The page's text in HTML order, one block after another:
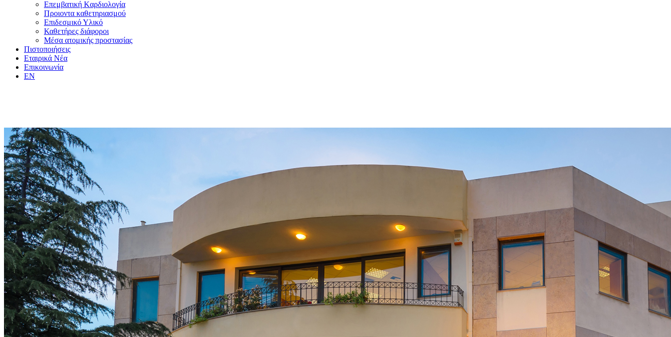
Επεμβατική Kαρδιολογία
Προιοντα καθετηριασμού
Επιδεσμικό Υλικό
Καθετήρες διάφοροι
Μέσα ατομικής προστασίας
Πιστοποιήσεις
Εταιρικά Νέα
Επικοινωνία
EN